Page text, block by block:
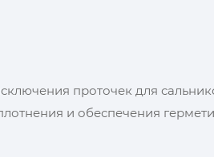
проточек для
и обеспечения